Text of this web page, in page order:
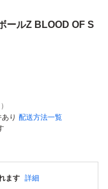
なし
ールZ BLOOD OF S
り 配送方法一覧
ます 詳細